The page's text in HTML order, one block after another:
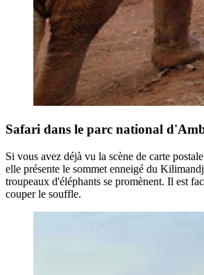
Safari dans le parc national
Si vous avez déjà vu la scène de carte
elle présente le sommet enneigé du
troupeaux d'éléphants se promènent. Il est
couper le souffle.